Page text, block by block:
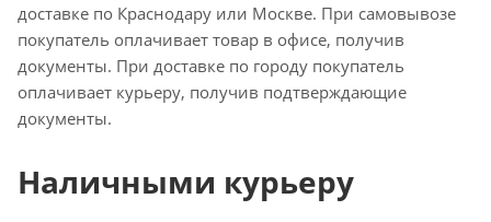
доставке по Краснодару или Москве. При самовывозе
покупатель оплачивает товар в офисе, получив
документы. При доставке по городу покупатель
оплачивает курьеру, получив подтверждающие
документы.
Наличными курьеру